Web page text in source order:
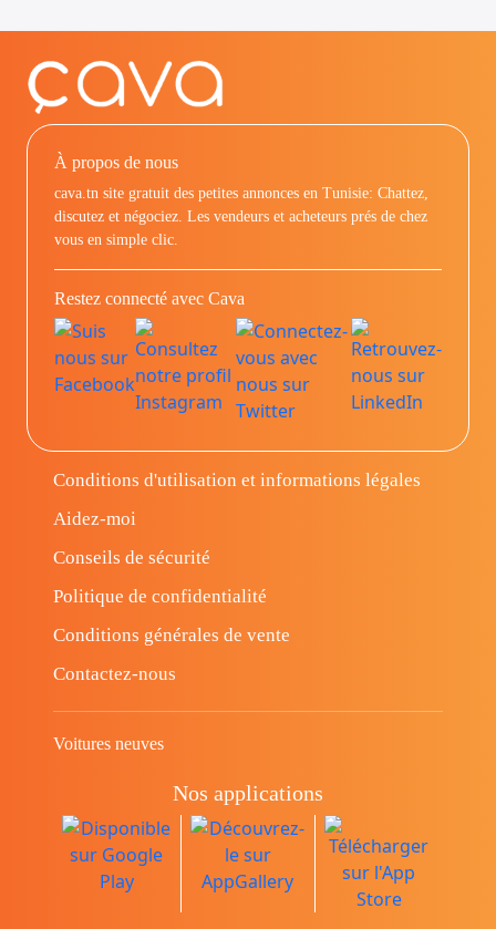
À propos de nous
cava.tn site gratuit des petites annonces en Tunisie: Chattez,
discutez et négociez. Les vendeurs et acheteurs prés de chez
vous en simple clic.
Restez connecté avec Cava
Conditions d'utilisation et informations légales
Aidez-moi
Conseils de sécurité
Politique de confidentialité
Conditions générales de vente
Contactez-nous
Voitures neuves
Nos applications